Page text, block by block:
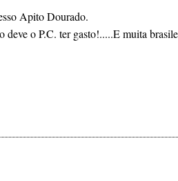
Apito Dourado.
o P.C. ter gasto!.....E muita